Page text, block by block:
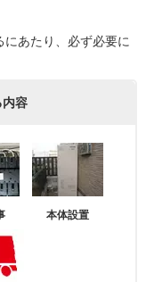
にあたり、必ず必要に
内容
本体設置